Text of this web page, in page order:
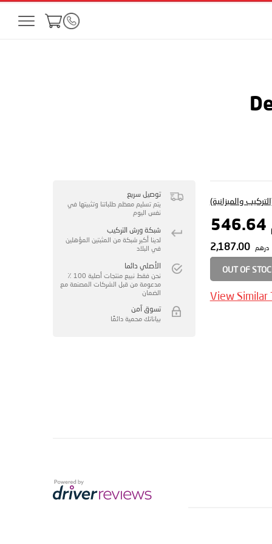
والميزانية)
درهم 2,187.00
OUT OF
View Similar
توصيل سريع
يتم تسليم معظم طلباتنا وتثبيتها في
نفس اليوم
شبكة ورش التركيب
لدينا أكبر شبكة من المثبتين المؤهلين
في البلاد
الأصلي دائما
نحن فقط نبيع منتجات أصلية 100 ٪
مدعومة من قبل الشركات المصنعة مع
الضمان
تسوق آمن
بياناتك محمية دائمًا